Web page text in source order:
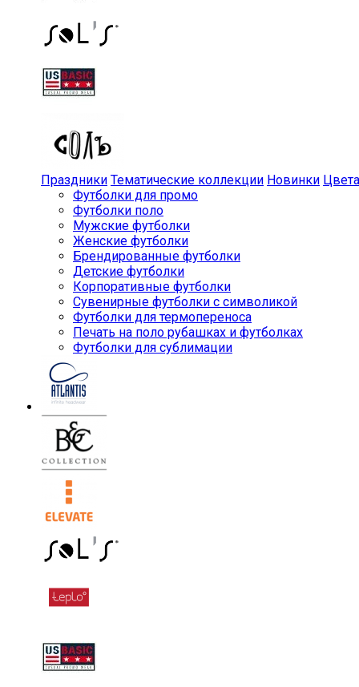
Праздники Тематические коллекции Новинки Цвета
Футболки для промо
Футболки поло
Мужские футболки
Женские футболки
Брендированные футболки
Детские футболки
Корпоративные футболки
Сувенирные футболки с символикой
Футболки для термопереноса
Печать на поло рубашках и футболках
Футболки для сублимации